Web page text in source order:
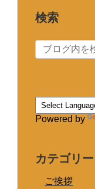
検索
Powered by
カテゴリー
ご挨拶